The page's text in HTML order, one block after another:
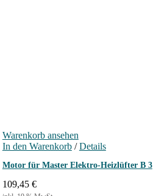
Warenkorb ansehen
In den Warenkorb / Details
Motor für Master Elektro-Heizlüfter B 3
109,45 €